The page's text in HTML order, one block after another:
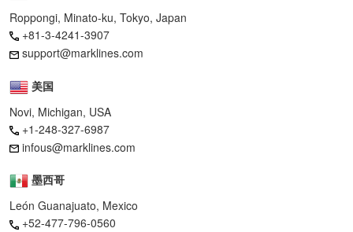
Roppongi, Minato-ku, Tokyo, Japan
+81-3-4241-3907
support@marklines.com
美国
Novi, Michigan, USA
+1-248-327-6987
infous@marklines.com
墨西哥
León Guanajuato, Mexico
+52-477-796-0560